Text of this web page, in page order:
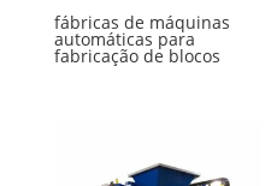
fábricas de máquinas
automáticas para
fabricação de blocos